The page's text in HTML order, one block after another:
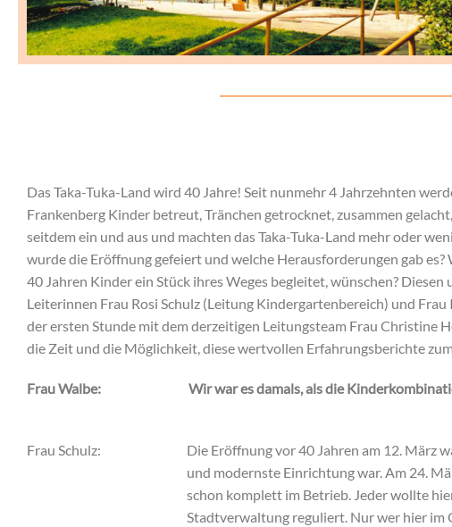
Das Taka-Tuka-Land wird 40 Jahre! Seit nunmehr 4 Jahrzehnten
Frankenberg Kinder betreut, Tränchen getrocknet, zusammen
seitdem ein und aus und machten das Taka-Tuka-Land mehr oder
wurde die Eröffnung gefeiert und welche Herausforderungen gab
40 Jahren Kinder ein Stück ihres Weges begleitet, wünschen?
Leiterinnen Frau Rosi Schulz (Leitung Kindergartenbereich) und
der ersten Stunde mit dem derzeitigen Leitungsteam Frau Christine
die Zeit und die Möglichkeit, diese wertvollen Erfahrungsberichte
Frau Walbe: Wir war es damals, als die
Frau Schulz:
Die Eröffnung vor 40 Jahren am 12. März
und modernste Einrichtung war. Am 24.
schon komplett im Betrieb. Jeder wollte
Stadtverwaltung reguliert. Nur wer hier im